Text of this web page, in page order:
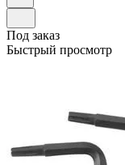
Под заказ
Быстрый просмотр